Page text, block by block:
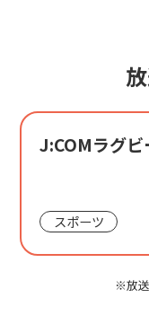
J:COMラグビ
スポーツ
※放